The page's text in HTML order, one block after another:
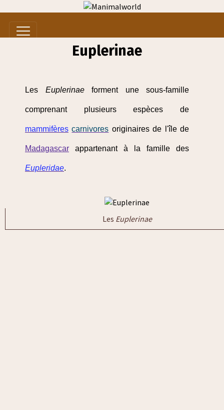
Euplerinae
Les Euplerinaeforment une sous-famille
comprenant plusieurs espèces de
mammifères carnivores originaires de l'île de
Madagascar appartenant à la famille des
Eupleridae.
Les Euplerinae